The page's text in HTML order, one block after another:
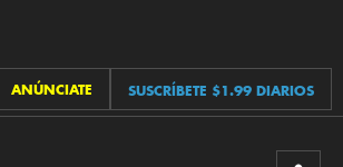
ANÚNCIATE SUSCRÍBETE $1.99 DIARIOS